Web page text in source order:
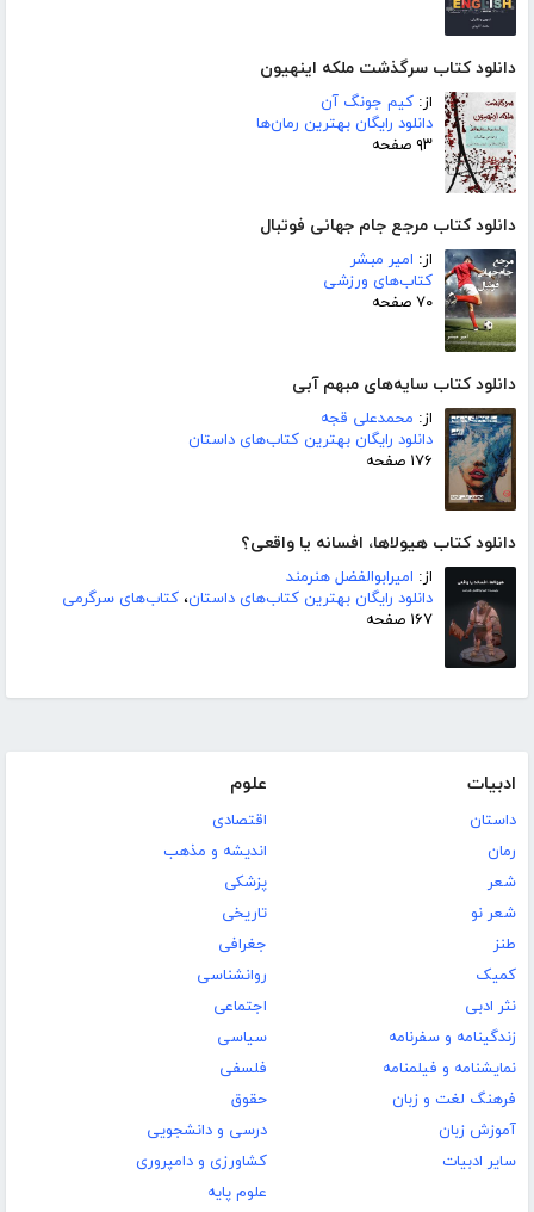
دانلود کتاب سرگذشت ملکه اینهیون
از: کیم جونگ آن
دانلود رایگان بهترین رمان‌ها
۹۳ صفحه
دانلود کتاب مرجع جام جهانی فوتبال
از: امیر مبشر
کتاب‌های ورزشی
۷۰ صفحه
دانلود کتاب سایه‌های مبهم آبی
از: محمدعلی قجه
دانلود رایگان بهترین کتاب‌های داستان
۱۷۶ صفحه
دانلود کتاب هیولاها، افسانه یا واقعی؟
از: امیرابوالفضل هنرمند
دانلود رایگان بهترین کتاب‌های داستان، کتاب‌های سرگرمی
۱۶۷ صفحه
ادبیات
داستان
رمان
شعر
شعر نو
طنز
کمیک
نثر ادبی
زندگینامه و سفرنامه
نمایشنامه و فیلمنامه
فرهنگ لغت و زبان
آموزش زبان
سایر ادبیات
علوم
اقتصادی
اندیشه و مذهب
پزشکی
تاریخی
جغرافی
روانشناسی
اجتماعی
سیاسی
فلسفی
حقوق
درسی و دانشجویی
کشاورزی و دامپروری
علوم پایه